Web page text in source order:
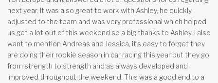
next year. It was also great to work with Ashley, he quickly
adjusted to the team and was very professional which helped
us get a lot out of this weekend so a big thanks to Ashley. I also
want to mention Andreas and Jessica, it’s easy to forget they
are doing their rookie season in car racing this year but they go
from strength to strength and as always developed and
improved throughout the weekend. This was a good end to a